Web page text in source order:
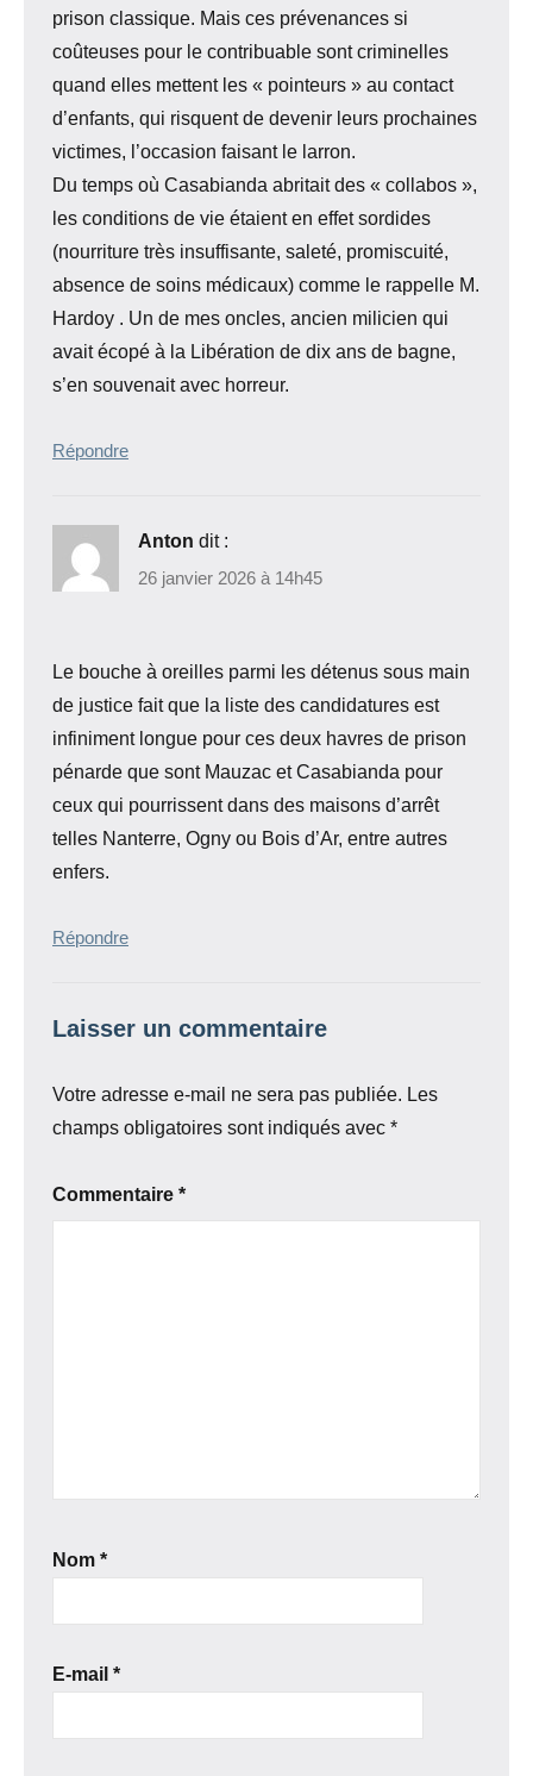
prison classique. Mais ces prévenances si
coûteuses pour le contribuable sont criminelles
quand elles mettent les « pointeurs » au contact
d’enfants, qui risquent de devenir leurs prochaines
victimes, l’occasion faisant le larron.
Du temps où Casabianda abritait des « collabos »,
les conditions de vie étaient en effet sordides
(nourriture très insuffisante, saleté, promiscuité,
absence de soins médicaux) comme le rappelle M.
Hardoy . Un de mes oncles, ancien milicien qui
avait écopé à la Libération de dix ans de bagne,
s’en souvenait avec horreur.
Répondre
Anton dit :
26 janvier 2026 à 14h45
Le bouche à oreilles parmi les détenus sous main
de justice fait que la liste des candidatures est
infiniment longue pour ces deux havres de prison
pénarde que sont Mauzac et Casabianda pour
ceux qui pourrissent dans des maisons d’arrêt
telles Nanterre, Ogny ou Bois d’Ar, entre autres
enfers.
Répondre
Laisser un commentaire
Votre adresse e-mail ne sera pas publiée. Les
champs obligatoires sont indiqués avec *
Commentaire *
Nom *
E-mail *